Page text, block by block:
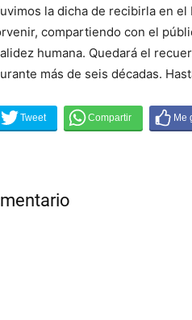
la dicha de recibirla en
compartiendo con el
humana. Quedará el
más de seis décadas.